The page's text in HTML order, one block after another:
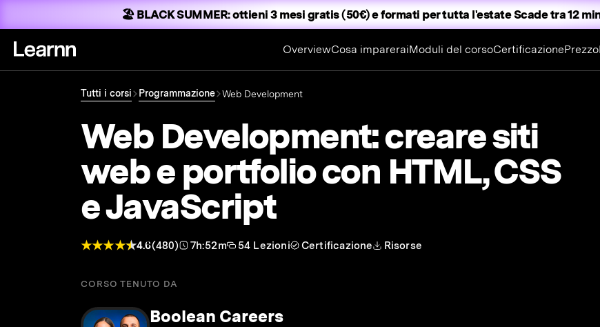
🏖️ BLACK SUMMER:ottieni 3 mesi gratis (50€) e formati per tutta l'estateScade tra 12
OverviewCosa impareraiModuli del corsoCertificazionePrezzo
Tutti i corsi Programmazione Web Development
Web Development: creare siti
web e portfolio con HTML, CSS
e JavaScript
4.6(480) 7h:52m 54 Lezioni Certificazione Risorse
CORSO TENUTO DA
Boolean Careers